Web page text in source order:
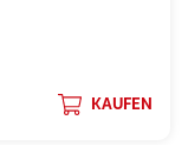
KAUFEN